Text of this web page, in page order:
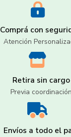
Comprá con
Atención
Retira sin cargo
Previa coordinación
Envíos a todo el